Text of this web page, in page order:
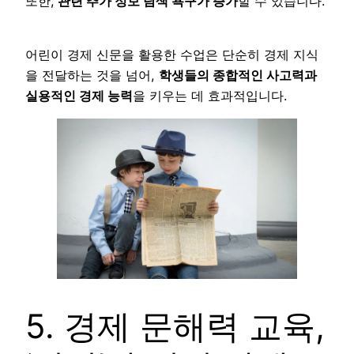
어린이 경제 신문을 활용한 수업은 단순히 경제 지식
을 전달하는 것을 넘어, 학생들의 종합적인 사고력과
실용적인 경제 능력을 키우는 데 효과적입니다.
5. 경제 문해력 교육,